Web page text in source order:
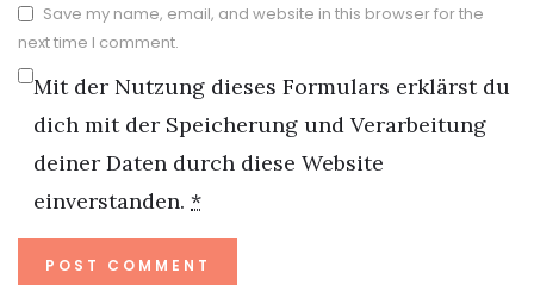
Save my name, email, and website in this browser for the
next time I comment.
Mit der Nutzung dieses Formulars erklärst du
dich mit der Speicherung und Verarbeitung
deiner Daten durch diese Website
einverstanden. *